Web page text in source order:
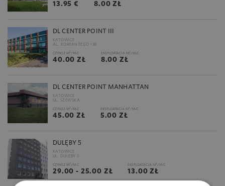
13.95 € 8.00 ZŁ
DL CENTER POINT III
KATOWICE
AL. KORFANTEGO 138
CZYNSZ M2 /M-C
40.00 ZŁ
EKSPLOATACJA M2 /M-C
8.00 ZŁ
DL CENTER POINT MANHATTAN
KATOWICE
UL. SZEWSKA
CZYNSZ M2 /M-C
45.00 ZŁ
EKSPLOATACJA M2 /M-C
5.00 ZŁ
DULĘBY 5
KATOWICE
UL. DULĘBY 5
CZYNSZ M2 /M-C
29.00 - 25.00 ZŁ
EKSPLOATACJA M2 /M-C
13.00 ZŁ